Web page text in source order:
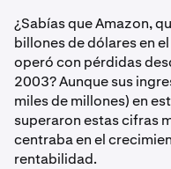
¿Sabías que Amazon,
billones de dólares en
operó con pérdidas
2003? Aunque sus
miles de millones) en
superaron estas cifras
centraba en el
rentabilidad.